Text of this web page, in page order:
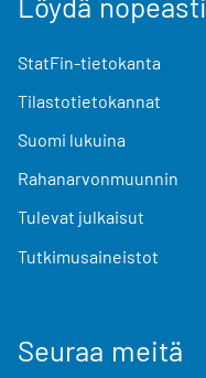
StatFin-tietokanta
Tilastotietokannat
Suomi lukuina
Rahanarvonmuunnin
Tulevat julkaisut
Tutkimusaineistot
Seuraa meitä